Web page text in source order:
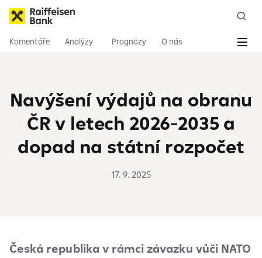
Komentáře Analýzy Prognózy O nás
Navýšení výdajů na obranu
ČR v letech 2026-2035 a
dopad na státní rozpočet
17. 9. 2025
Česká republika v rámci závazku vůči NATO